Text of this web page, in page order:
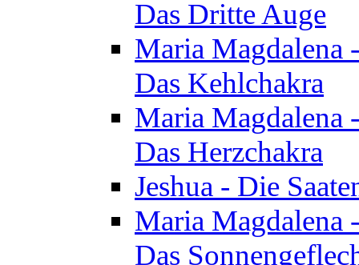
Das Dritte Auge
Maria Magdalena
Das Kehlchakra
Maria Magdalena
Das Herzchakra
Jeshua - Die
Maria Magdalena
Das